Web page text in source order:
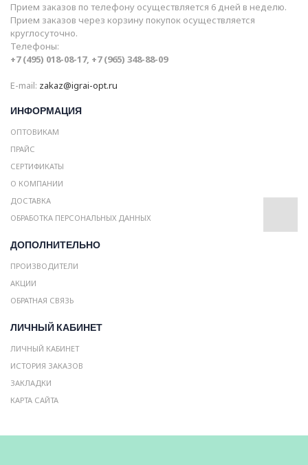
Прием заказов по телефону осуществляется 6 дней в неделю.
Прием заказов через корзину покупок осуществляется
круглосуточно.
Телефоны:
+7 (495) 018-08-17, +7 (965) 348-88-09
E-mail: zakaz@igrai-opt.ru
ИНФОРМАЦИЯ
ОПТОВИКАМ
ПРАЙС
СЕРТИФИКАТЫ
О КОМПАНИИ
ДОСТАВКА
ОБРАБОТКА ПЕРСОНАЛЬНЫХ ДАННЫХ
ДОПОЛНИТЕЛЬНО
ПРОИЗВОДИТЕЛИ
АКЦИИ
ОБРАТНАЯ СВЯЗЬ
ЛИЧНЫЙ КАБИНЕТ
ЛИЧНЫЙ КАБИНЕТ
ИСТОРИЯ ЗАКАЗОВ
ЗАКЛАДКИ
КАРТА САЙТА